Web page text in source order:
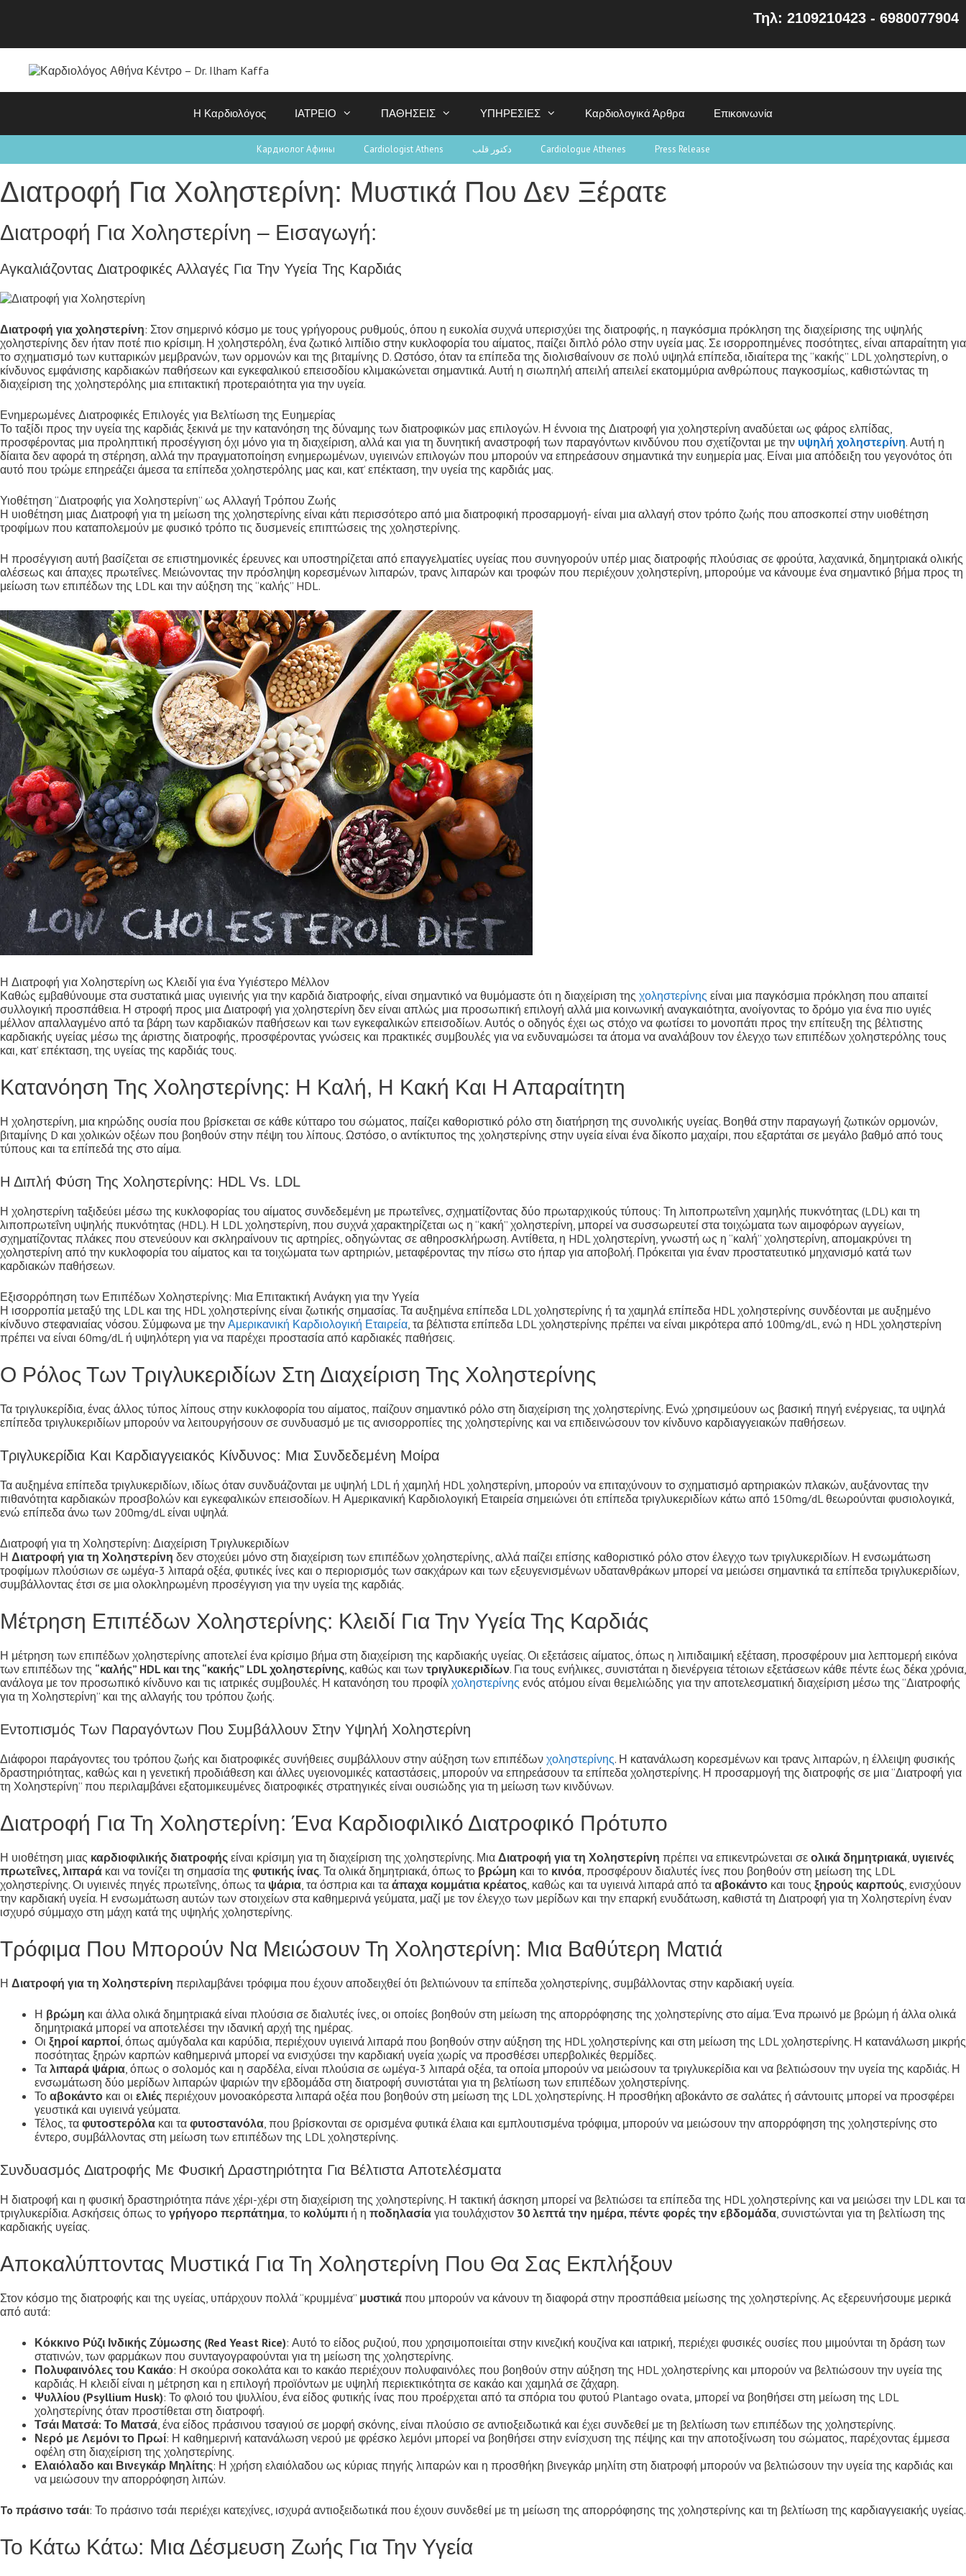
Τηλ: 2109210423 - 6980077904
Η Καρδιολόγος ΙΑΤΡΕΙΟ ΠΑΘΗΣΕΙΣ ΥΠΗΡΕΣΙΕΣ Καρδιολογικά Άρθρα Επικοινωνία
Кардиолог Афины Cardiologist Athens دكتور قلب Cardiologue Athenes Press Release
Διατροφή Για Χοληστερίνη: Μυστικά Που Δεν Ξέρατε
Διατροφή Για Χοληστερίνη – Εισαγωγή:
Αγκαλιάζοντας Διατροφικές Αλλαγές Για Την Υγεία Της Καρδιάς
Διατροφή για χοληστερίνη: Στον σημερινό κόσμο με τους γρήγορους ρυθμούς, όπου η ευκολία συχνά υπερισχύει της διατροφής, η παγκόσμια πρόκληση της διαχείρισης της υψηλής
χοληστερίνης δεν ήταν ποτέ πιο κρίσιμη. Η χοληστερόλη, ένα ζωτικό λιπίδιο στην κυκλοφορία του αίματος, παίζει διπλό ρόλο στην υγεία μας. Σε ισορροπημένες ποσότητες, είναι απαραίτητη για
το σχηματισμό των κυτταρικών μεμβρανών, των ορμονών και της βιταμίνης D. Ωστόσο, όταν τα επίπεδα της διολισθαίνουν σε πολύ υψηλά επίπεδα, ιδιαίτερα της “κακής” LDL χοληστερίνη, ο
κίνδυνος εμφάνισης καρδιακών παθήσεων και εγκεφαλικού επεισοδίου κλιμακώνεται σημαντικά. Αυτή η σιωπηλή απειλή απειλεί εκατομμύρια ανθρώπους παγκοσμίως, καθιστώντας τη
διαχείριση της χοληστερόλης μια επιτακτική προτεραιότητα για την υγεία.
Ενημερωμένες Διατροφικές Επιλογές για Βελτίωση της Ευημερίας
Το ταξίδι προς την υγεία της καρδιάς ξεκινά με την κατανόηση της δύναμης των διατροφικών μας επιλογών. Η έννοια της Διατροφή για χοληστερίνη αναδύεται ως φάρος ελπίδας,
προσφέροντας μια προληπτική προσέγγιση όχι μόνο για τη διαχείριση, αλλά και για τη δυνητική αναστροφή των παραγόντων κινδύνου που σχετίζονται με την υψηλή χοληστερίνη. Αυτή η
δίαιτα δεν αφορά τη στέρηση, αλλά την πραγματοποίηση ενημερωμένων, υγιεινών επιλογών που μπορούν να επηρεάσουν σημαντικά την ευημερία μας. Είναι μια απόδειξη του γεγονότος ότι
αυτό που τρώμε επηρεάζει άμεσα τα επίπεδα χοληστερόλης μας και, κατ’ επέκταση, την υγεία της καρδιάς μας.
Υιοθέτηση “Διατροφής για Χοληστερίνη” ως Αλλαγή Τρόπου Ζωής
Η υιοθέτηση μιας Διατροφή για τη μείωση της χοληστερίνης είναι κάτι περισσότερο από μια διατροφική προσαρμογή- είναι μια αλλαγή στον τρόπο ζωής που αποσκοπεί στην υιοθέτηση
τροφίμων που καταπολεμούν με φυσικό τρόπο τις δυσμενείς επιπτώσεις της χοληστερίνης.
Η προσέγγιση αυτή βασίζεται σε επιστημονικές έρευνες και υποστηρίζεται από επαγγελματίες υγείας που συνηγορούν υπέρ μιας διατροφής πλούσιας σε φρούτα, λαχανικά, δημητριακά ολικής
αλέσεως και άπαχες πρωτεΐνες. Μειώνοντας την πρόσληψη κορεσμένων λιπαρών, τρανς λιπαρών και τροφών που περιέχουν χοληστερίνη, μπορούμε να κάνουμε ένα σημαντικό βήμα προς τη
μείωση των επιπέδων της LDL και την αύξηση της “καλής” HDL.
Η Διατροφή για Χοληστερίνη ως Κλειδί για ένα Υγιέστερο Μέλλον
Καθώς εμβαθύνουμε στα συστατικά μιας υγιεινής για την καρδιά διατροφής, είναι σημαντικό να θυμόμαστε ότι η διαχείριση της χοληστερίνης είναι μια παγκόσμια πρόκληση που απαιτεί
συλλογική προσπάθεια. Η στροφή προς μια Διατροφή για χοληστερίνη δεν είναι απλώς μια προσωπική επιλογή αλλά μια κοινωνική αναγκαιότητα, ανοίγοντας το δρόμο για ένα πιο υγιές
μέλλον απαλλαγμένο από τα βάρη των καρδιακών παθήσεων και των εγκεφαλικών επεισοδίων. Αυτός ο οδηγός έχει ως στόχο να φωτίσει το μονοπάτι προς την επίτευξη της βέλτιστης
καρδιακής υγείας μέσω της άριστης διατροφής, προσφέροντας γνώσεις και πρακτικές συμβουλές για να ενδυναμώσει τα άτομα να αναλάβουν τον έλεγχο των επιπέδων χοληστερόλης τους
και, κατ’ επέκταση, της υγείας της καρδιάς τους.
Κατανόηση Της Χοληστερίνης: Η Καλή, Η Κακή Και Η Απαραίτητη
Η χοληστερίνη, μια κηρώδης ουσία που βρίσκεται σε κάθε κύτταρο του σώματος, παίζει καθοριστικό ρόλο στη διατήρηση της συνολικής υγείας. Βοηθά στην παραγωγή ζωτικών ορμονών,
βιταμίνης D και χολικών οξέων που βοηθούν στην πέψη του λίπους. Ωστόσο, ο αντίκτυπος της χοληστερίνης στην υγεία είναι ένα δίκοπο μαχαίρι, που εξαρτάται σε μεγάλο βαθμό από τους
τύπους και τα επίπεδά της στο αίμα.
Η Διπλή Φύση Της Χοληστερίνης: HDL Vs. LDL
Η χοληστερίνη ταξιδεύει μέσω της κυκλοφορίας του αίματος συνδεδεμένη με πρωτεΐνες, σχηματίζοντας δύο πρωταρχικούς τύπους: Τη λιποπρωτεΐνη χαμηλής πυκνότητας (LDL) και τη
λιποπρωτεΐνη υψηλής πυκνότητας (HDL). Η LDL χοληστερίνη, που συχνά χαρακτηρίζεται ως η “κακή” χοληστερίνη, μπορεί να συσσωρευτεί στα τοιχώματα των αιμοφόρων αγγείων,
σχηματίζοντας πλάκες που στενεύουν και σκληραίνουν τις αρτηρίες, οδηγώντας σε αθηροσκλήρωση. Αντίθετα, η HDL χοληστερίνη, γνωστή ως η “καλή” χοληστερίνη, απομακρύνει τη
χοληστερίνη από την κυκλοφορία του αίματος και τα τοιχώματα των αρτηριών, μεταφέροντας την πίσω στο ήπαρ για αποβολή. Πρόκειται για έναν προστατευτικό μηχανισμό κατά των
καρδιακών παθήσεων.
Εξισορρόπηση των Επιπέδων Χοληστερίνης: Μια Επιτακτική Ανάγκη για την Υγεία
Η ισορροπία μεταξύ της LDL και της HDL χοληστερίνης είναι ζωτικής σημασίας. Τα αυξημένα επίπεδα LDL χοληστερίνης ή τα χαμηλά επίπεδα HDL χοληστερίνης συνδέονται με αυξημένο
κίνδυνο στεφανιαίας νόσου. Σύμφωνα με την Αμερικανική Καρδιολογική Εταιρεία , τα βέλτιστα επίπεδα LDL χοληστερίνης πρέπει να είναι μικρότερα από 100mg/dL, ενώ η HDL χοληστερίνη
πρέπει να είναι 60mg/dL ή υψηλότερη για να παρέχει προστασία από καρδιακές παθήσεις.
Ο Ρόλος Των Τριγλυκεριδίων Στη Διαχείριση Της Χοληστερίνης
Τα τριγλυκερίδια, ένας άλλος τύπος λίπους στην κυκλοφορία του αίματος, παίζουν σημαντικό ρόλο στη διαχείριση της χοληστερίνης. Ενώ χρησιμεύουν ως βασική πηγή ενέργειας, τα υψηλά
επίπεδα τριγλυκεριδίων μπορούν να λειτουργήσουν σε συνδυασμό με τις ανισορροπίες της χοληστερίνης και να επιδεινώσουν τον κίνδυνο καρδιαγγειακών παθήσεων.
Τριγλυκερίδια Και Καρδιαγγειακός Κίνδυνος: Μια Συνδεδεμένη Μοίρα
Τα αυξημένα επίπεδα τριγλυκεριδίων, ιδίως όταν συνδυάζονται με υψηλή LDL ή χαμηλή HDL χοληστερίνη, μπορούν να επιταχύνουν το σχηματισμό αρτηριακών πλακών, αυξάνοντας την
πιθανότητα καρδιακών προσβολών και εγκεφαλικών επεισοδίων. Η Αμερικανική Καρδιολογική Εταιρεία σημειώνει ότι επίπεδα τριγλυκεριδίων κάτω από 150mg/dL θεωρούνται φυσιολογικά,
ενώ επίπεδα άνω των 200mg/dL είναι υψηλά.
Διατροφή για τη Χοληστερίνη: Διαχείριση Τριγλυκεριδίων
Η Διατροφή για τη Χοληστερίνη δεν στοχεύει μόνο στη διαχείριση των επιπέδων χοληστερίνης, αλλά παίζει επίσης καθοριστικό ρόλο στον έλεγχο των τριγλυκεριδίων. Η ενσωμάτωση
τροφίμων πλούσιων σε ωμέγα-3 λιπαρά οξέα, φυτικές ίνες και ο περιορισμός των σακχάρων και των εξευγενισμένων υδατανθράκων μπορεί να μειώσει σημαντικά τα επίπεδα τριγλυκεριδίων,
συμβάλλοντας έτσι σε μια ολοκληρωμένη προσέγγιση για την υγεία της καρδιάς.
Μέτρηση Επιπέδων Χοληστερίνης: Κλειδί Για Την Υγεία Της Καρδιάς
Η μέτρηση των επιπέδων χοληστερίνης αποτελεί ένα κρίσιμο βήμα στη διαχείριση της καρδιακής υγείας. Οι εξετάσεις αίματος, όπως η λιπιδαιμική εξέταση, προσφέρουν μια λεπτομερή εικόνα
των επιπέδων της “καλής” HDL και της “κακής” LDL χοληστερίνης , καθώς και των τριγλυκεριδίων. Για τους ενήλικες, συνιστάται η διενέργεια τέτοιων εξετάσεων κάθε πέντε έως δέκα χρόνια,
ανάλογα με τον προσωπικό κίνδυνο και τις ιατρικές συμβουλές. Η κατανόηση του προφίλ χοληστερίνης ενός ατόμου είναι θεμελιώδης για την αποτελεσματική διαχείριση μέσω της “Διατροφής
για τη Χοληστερίνη” και της αλλαγής του τρόπου ζωής.
Εντοπισμός Των Παραγόντων Που Συμβάλλουν Στην Υψηλή Χοληστερίνη
Διάφοροι παράγοντες του τρόπου ζωής και διατροφικές συνήθειες συμβάλλουν στην αύξηση των επιπέδων χοληστερίνης. Η κατανάλωση κορεσμένων και τρανς λιπαρών, η έλλειψη φυσικής
δραστηριότητας, καθώς και η γενετική προδιάθεση και άλλες υγειονομικές καταστάσεις, μπορούν να επηρεάσουν τα επίπεδα χοληστερίνης. Η προσαρμογή της διατροφής σε μια “Διατροφή για
τη Χοληστερίνη” που περιλαμβάνει εξατομικευμένες διατροφικές στρατηγικές είναι ουσιώδης για τη μείωση των κινδύνων.
Διατροφή Για Τη Χοληστερίνη: Ένα Καρδιοφιλικό Διατροφικό Πρότυπο
Η υιοθέτηση μιας καρδιοφιλικής διατροφής είναι κρίσιμη για τη διαχείριση της χοληστερίνης. Μια Διατροφή για τη Χοληστερίνη πρέπει να επικεντρώνεται σε ολικά δημητριακά υγιεινές
πρωτεΐνες, λιπαρά και να τονίζει τη σημασία της φυτικής ίνας. Τα ολικά δημητριακά, όπως το βρώμη και το κινόα , προσφέρουν διαλυτές ίνες που βοηθούν στη μείωση της LDL
χοληστερίνης. Οι υγιεινές πηγές πρωτεΐνης, όπως τα ψάρια , τα όσπρια και τα άπαχα κομμάτια κρέατος , καθώς και τα υγιεινά λιπαρά από τα αβοκάντο και τους ξηρούς καρπούς , ενισχύουν
την καρδιακή υγεία. Η ενσωμάτωση αυτών των στοιχείων στα καθημερινά γεύματα, μαζί με τον έλεγχο των μερίδων και την επαρκή ενυδάτωση, καθιστά τη Διατροφή για τη Χοληστερίνη έναν
ισχυρό σύμμαχο στη μάχη κατά της υψηλής χοληστερίνης.
Τρόφιμα Που Μπορούν Να Μειώσουν Τη Χοληστερίνη: Μια Βαθύτερη Ματιά
Η Διατροφή για τη Χοληστερίνη περιλαμβάνει τρόφιμα που έχουν αποδειχθεί ότι βελτιώνουν τα επίπεδα χοληστερίνης, συμβάλλοντας στην καρδιακή υγεία.
Η βρώμη και άλλα ολικά δημητριακά είναι πλούσια σε διαλυτές ίνες, οι οποίες βοηθούν στη μείωση της απορρόφησης της χοληστερίνης στο αίμα. Ένα πρωινό με βρώμη ή άλλα ολικά
δημητριακά μπορεί να αποτελέσει την ιδανική αρχή της ημέρας.
Οι ξηροί καρποί , όπως αμύγδαλα και καρύδια, περιέχουν υγιεινά λιπαρά που βοηθούν στην αύξηση της HDL χοληστερίνης και στη μείωση της LDL χοληστερίνης. Η κατανάλωση μικρής
ποσότητας ξηρών καρπών καθημερινά μπορεί να ενισχύσει την καρδιακή υγεία χωρίς να προσθέσει υπερβολικές θερμίδες.
Τα λιπαρά ψάρια , όπως ο σολομός και η σαρδέλα, είναι πλούσια σε ωμέγα-3 λιπαρά οξέα, τα οποία μπορούν να μειώσουν τα τριγλυκερίδια και να βελτιώσουν την υγεία της καρδιάς. Η
ενσωμάτωση δύο μερίδων λιπαρών ψαριών την εβδομάδα στη διατροφή συνιστάται για τη βελτίωση των επιπέδων χοληστερίνης.
Το αβοκάντο και οι ελιές περιέχουν μονοακόρεστα λιπαρά οξέα που βοηθούν στη μείωση της LDL χοληστερίνης. Η προσθήκη αβοκάντο σε σαλάτες ή σάντουιτς μπορεί να προσφέρει
γευστικά και υγιεινά γεύματα.
Τέλος, τα φυτοστερόλα και τα φυτοστανόλα , που βρίσκονται σε ορισμένα φυτικά έλαια και εμπλουτισμένα τρόφιμα, μπορούν να μειώσουν την απορρόφηση της χοληστερίνης στο
έντερο, συμβάλλοντας στη μείωση των επιπέδων της LDL χοληστερίνης.
Συνδυασμός Διατροφής Με Φυσική Δραστηριότητα Για Βέλτιστα Αποτελέσματα
Η διατροφή και η φυσική δραστηριότητα πάνε χέρι-χέρι στη διαχείριση της χοληστερίνης. Η τακτική άσκηση μπορεί να βελτιώσει τα επίπεδα της HDL χοληστερίνης και να μειώσει την LDL και τα
τριγλυκερίδια. Ασκήσεις όπως το γρήγορο περπάτημα , το κολύμπι ή η ποδηλασία για τουλάχιστον 30 λεπτά την ημέρα, πέντε φορές την εβδομάδα , συνιστώνται για τη βελτίωση της
καρδιακής υγείας.
Αποκαλύπτοντας Μυστικά Για Τη Χοληστερίνη Που Θα Σας Εκπλήξουν
Στον κόσμο της διατροφής και της υγείας, υπάρχουν πολλά “κρυμμένα” μυστικά που μπορούν να κάνουν τη διαφορά στην προσπάθεια μείωσης της χοληστερίνης. Ας εξερευνήσουμε μερικά
από αυτά:
Κόκκινο Ρύζι Ινδικής Ζύμωσης (Red Yeast Rice): Αυτό το είδος ρυζιού, που χρησιμοποιείται στην κινεζική κουζίνα και ιατρική, περιέχει φυσικές ουσίες που μιμούνται τη δράση των
στατινών, των φαρμάκων που συνταγογραφούνται για τη μείωση της χοληστερίνης.
Πολυφαινόλες του Κακάο: Η σκούρα σοκολάτα και το κακάο περιέχουν πολυφαινόλες που βοηθούν στην αύξηση της HDL χοληστερίνης και μπορούν να βελτιώσουν την υγεία της
καρδιάς. Η κλειδί είναι η μέτρηση και η επιλογή προϊόντων με υψηλή περιεκτικότητα σε κακάο και χαμηλά σε ζάχαρη.
Ψυλλίου (Psyllium Husk): Το φλοιό του ψυλλίου, ένα είδος φυτικής ίνας που προέρχεται από τα σπόρια του φυτού Plantago ovata, μπορεί να βοηθήσει στη μείωση της LDL
χοληστερίνης όταν προστίθεται στη διατροφή.
Τσάι Ματσά: Το Ματσά , ένα είδος πράσινου τσαγιού σε μορφή σκόνης, είναι πλούσιο σε αντιοξειδωτικά και έχει συνδεθεί με τη βελτίωση των επιπέδων της χοληστερίνης.
Νερό με Λεμόνι το Πρωί: Η καθημερινή κατανάλωση νερού με φρέσκο λεμόνι μπορεί να βοηθήσει στην ενίσχυση της πέψης και την αποτοξίνωση του σώματος, παρέχοντας έμμεσα
οφέλη στη διαχείριση της χοληστερίνης.
Ελαιόλαδο και Βινεγκάρ Μηλίτης: Η χρήση ελαιόλαδου ως κύριας πηγής λιπαρών και η προσθήκη βινεγκάρ μηλίτη στη διατροφή μπορούν να βελτιώσουν την υγεία της καρδιάς και
να μειώσουν την απορρόφηση λιπών.
To πράσινο τσάι: Το πράσινο τσάι περιέχει κατεχίνες, ισχυρά αντιοξειδωτικά που έχουν συνδεθεί με τη μείωση της απορρόφησης της χοληστερίνης και τη βελτίωση της καρδιαγγειακής υγείας.
Το Κάτω Κάτω: Μια Δέσμευση Ζωής Για Την Υγεία